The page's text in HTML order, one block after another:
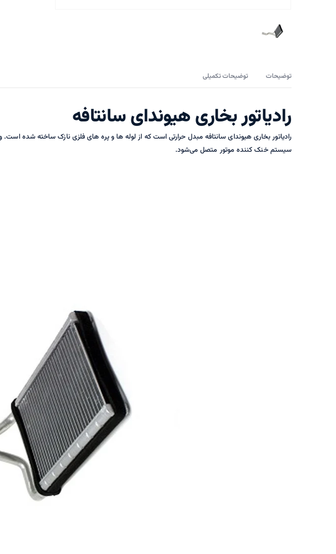
توضیحات توضیحات تکمیلی
رادیاتور بخاری هیوندای سانتافه
رادیاتور بخاری هیوندای سانتافه مبدل حرارتی است که از لوله ها و پره های فلزی نازک ساخته شده
سیستم خنک کننده موتور متصل می‌شود.